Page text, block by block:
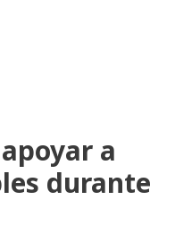
a
durante